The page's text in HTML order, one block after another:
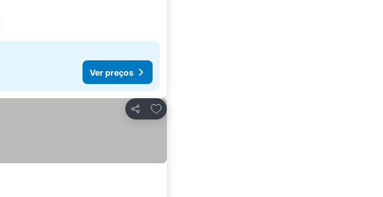
Ver preços
Partilhar
Adicionar aos favoritos